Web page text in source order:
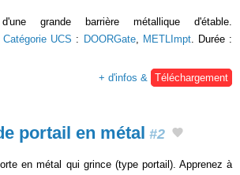
grande barrière métallique d'étable.
Catégorie UCS : DOORGate, METLImpt. Durée :
+ d'infos &
Téléchargement
portail en métal #2
en métal qui grince (type portail). Apprenez à